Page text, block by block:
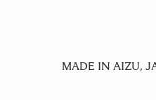
MADE IN AIZU,